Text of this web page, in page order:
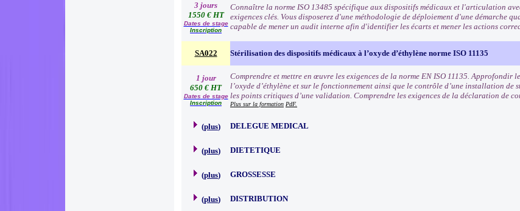
3 jours
1550 € HT
Dates de stage
Inscription
Connaître la norme ISO 13485 spécifique aux dispositifs médicaux et l'articulation
exigences clés. Vous disposerez d'une méthodologie de déploiement d'une démarche
capable de mener un audit interne afin d'identifier les écarts et mener les actions
SA022 Stérilisation des dispositifs médicaux à l’oxyde d’éthylène norme ISO 11135
1 jour
650 € HT
Dates de stage
Inscription
Comprendre et mettre en œuvre les exigences de la norme EN ISO 11135. Approfondir
l’oxyde d’éthylène et sur le fonctionnement ainsi que le contrôle d’une installation de
les points critiques d’une validation. Comprendre les exigences de la déclaration de
Plus sur la formation PdF.
(plus) DELEGUE MEDICAL
(plus) DIETETIQUE
(plus) GROSSESSE
(plus) DISTRIBUTION